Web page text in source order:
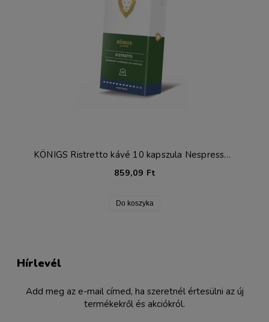
KÖNIGS Ristretto kávé 10 kapszula Nespresso®-hoz*
859,09 Ft
Do koszyka
Hírlevél
Add meg az e-mail címed, ha szeretnél értesülni az új
termékekről és akciókról.